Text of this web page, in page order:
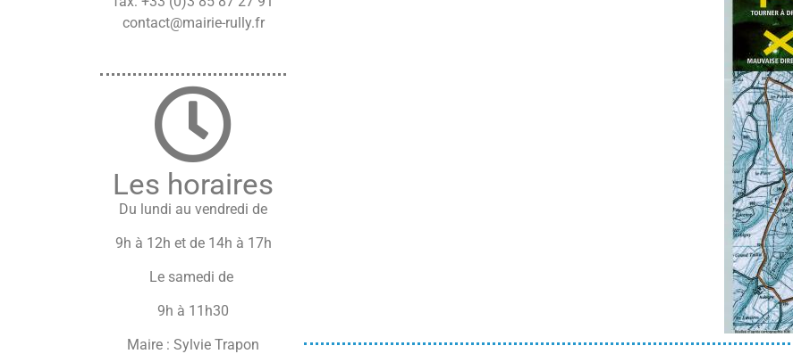
contact@mairie-rully.fr
Les horaires
Du lundi au vendredi de
9h à 12h et de 14h à 17h
Le samedi de
9h à 11h30
Maire : Sylvie Trapon